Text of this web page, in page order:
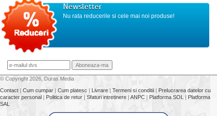
Newsletter
Nu rata reducerile si cele mai noi produse!
© Copyright 2026, Duras Media
Contact
Cum cumpar Cum platesc Livrare Termeni si conditii
Prelucrarea datelor cu
caracter personal
Politica de retur Sfaturi intretinere ANPC Platforma SOL
Platforma
SAL